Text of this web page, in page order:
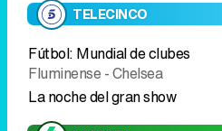
LASEXTA
laSexta clave
El intermedio: The very best
Tor, una historia de Carles Porta
Los contrabandistas